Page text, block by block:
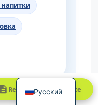
Request a Quick Quote
Русский
Français